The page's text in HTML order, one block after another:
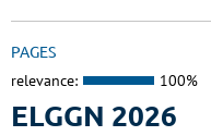
PAGES
relevance: 100%
ELGGN 2026